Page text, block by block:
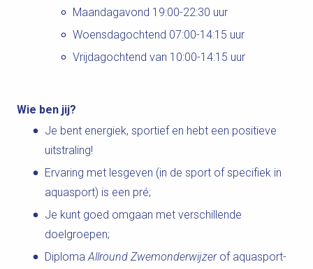
Maandagavond 19:00-22:30 uur
Woensdagochtend 07:00-14:15 uur
Vrijdagochtend van 10:00-14:15 uur
Wie ben jij?
Je bent energiek, sportief en hebt een positieve
uitstraling!
Ervaring met lesgeven (in de sport of specifiek in
aquasport) is een pré;
Je kunt goed omgaan met verschillende
doelgroepen;
DiplomaAllround Zwemonderwijzerof aquasport-